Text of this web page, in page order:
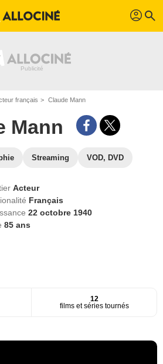
profil search
français Claude Mann
Mann
Streaming VOD, DVD
Acteur
Français
22 octobre 1940
85 ans
12
films et séries tournés